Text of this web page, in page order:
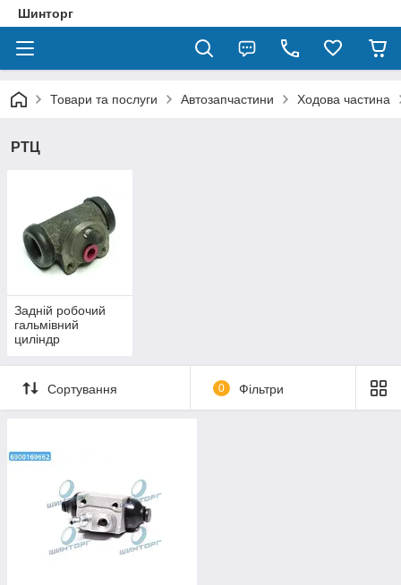
Шинторг
Товари та послуги Автозапчастини Ходова частина
РТЦ
Задній робочий
гальмівний
циліндр
Сортування 0 Фільтри